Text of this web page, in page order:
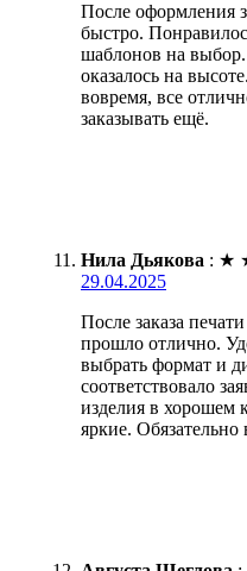
После оформления
быстро.
шаблонов на
оказалось на
вовремя, все
заказывать ещё.
Нила Дьякова : ★
29.04.2025
После заказа
прошло отлично.
выбрать формат и
соответствовало
изделия в хорошем
яркие.